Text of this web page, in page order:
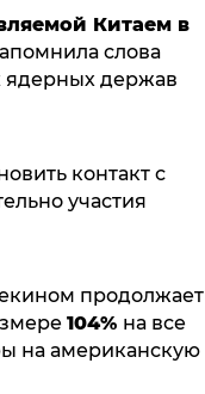
Китаем в
слова
ядерных держав
контакт с
участия
продолжает
104% на все
на американскую